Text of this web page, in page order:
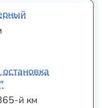
й км